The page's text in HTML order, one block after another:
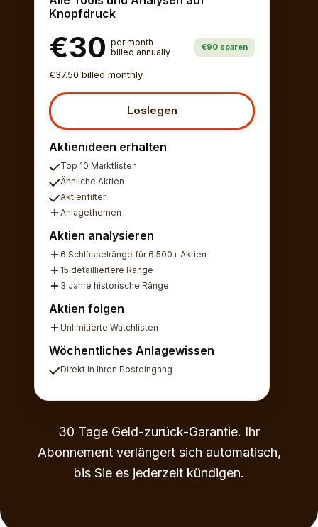
Knopfdruck
€30 per month
billed annually
€90 sparen
€37.50 billed monthly
Loslegen
Aktienideen erhalten
Top 10 Marktlisten
Ähnliche Aktien
Aktienfilter
Anlagethemen
Aktien analysieren
6 Schlüsselränge für 6.500+ Aktien
15 detailliertere Ränge
3 Jahre historische Ränge
Aktien folgen
Unlimitierte Watchlisten
Wöchentliches Anlagewissen
Direkt in Ihren Posteingang
30 Tage Geld-zurück-Garantie. Ihr
Abonnement verlängert sich automatisch,
bis Sie es jederzeit kündigen.